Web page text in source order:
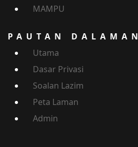
MAMPU
PAUTAN DALAMAN
Utama
Dasar Privasi
Soalan Lazim
Peta Laman
Admin